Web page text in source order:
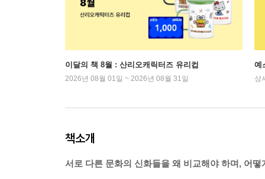
이달의 책 8월 : 산리오캐릭터즈 유리컵
2026년 08월 01일 ~ 2026년 08월 31일
예
상
책소개
서로 다른 문화의 신화들을 왜 비교해야 하며, 어